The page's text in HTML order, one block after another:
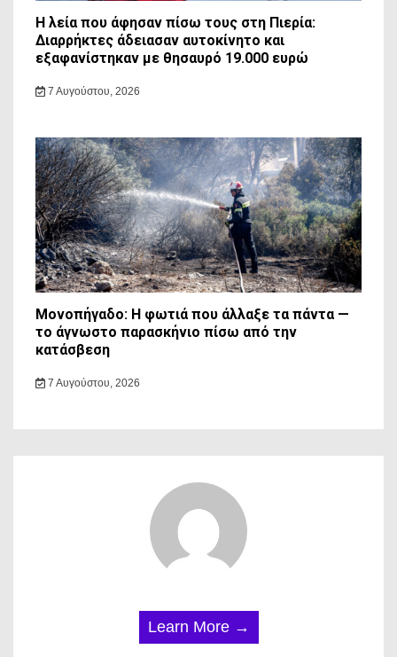
Η λεία που άφησαν πίσω τους στη Πιερία:
Διαρρήκτες άδειασαν αυτοκίνητο και
εξαφανίστηκαν με θησαυρό 19.000 ευρώ
7 Αυγούστου, 2026
Μονοπήγαδο: Η φωτιά που άλλαξε τα πάντα —
το άγνωστο παρασκήνιο πίσω από την
κατάσβεση
7 Αυγούστου, 2026
Learn More →